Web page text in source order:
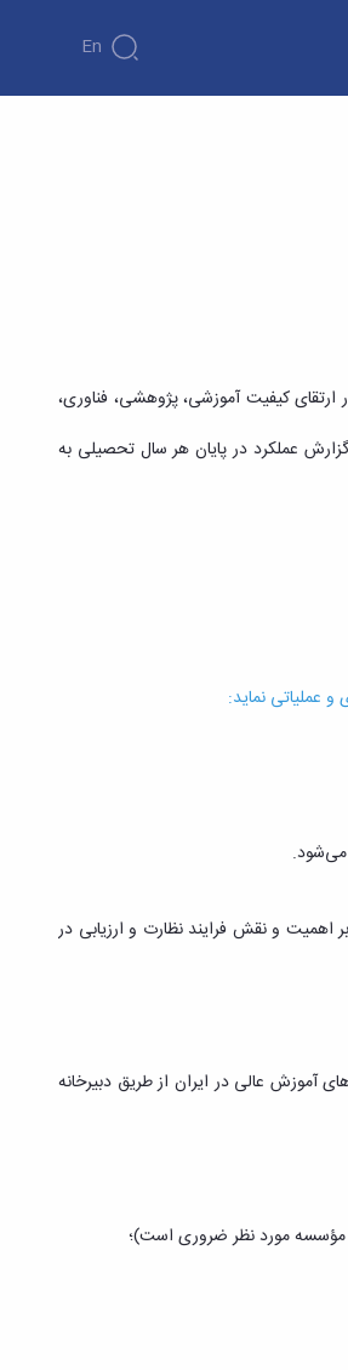
En
ارتقای کیفیت آموزشی، پژوهشی، فناوری،
اطلاعات مراکز و واحدهای دانشگاه به منظور سنجش میزان دستیابی به اهداف مورد نظر ماده 1 و ارسال گزارش عملکرد در پایان هر سال تحصیلی به
عملیاتی نماید:
اهمیت و نقش فرایند نظارت و ارزیابی در
آموزش عالی در ایران از طریق دبیرخانه
مؤسسه مورد نظر ضروری است)؛